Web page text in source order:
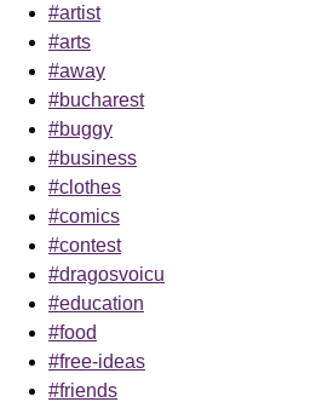
#artist
#arts
#away
#bucharest
#buggy
#business
#clothes
#comics
#contest
#dragosvoicu
#education
#food
#free-ideas
#friends